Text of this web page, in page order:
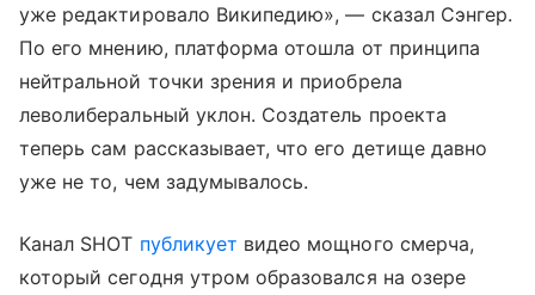
уже редактировало Википедию», — сказал Сэнгер.
По его мнению, платформа отошла от принципа
нейтральной точки зрения и приобрела
леволиберальный уклон. Создатель проекта
теперь сам рассказывает, что его детище давно
уже не то, чем задумывалось.
Канал SHOT публикует видео мощного смерча,
который сегодня утром образовался на озере